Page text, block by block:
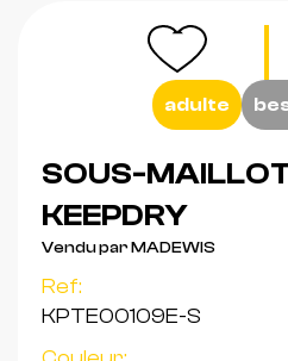
adulte
SOUS-
KEEPDRY
Vendu par MADEWIS
Ref:
KPTE00109E-S